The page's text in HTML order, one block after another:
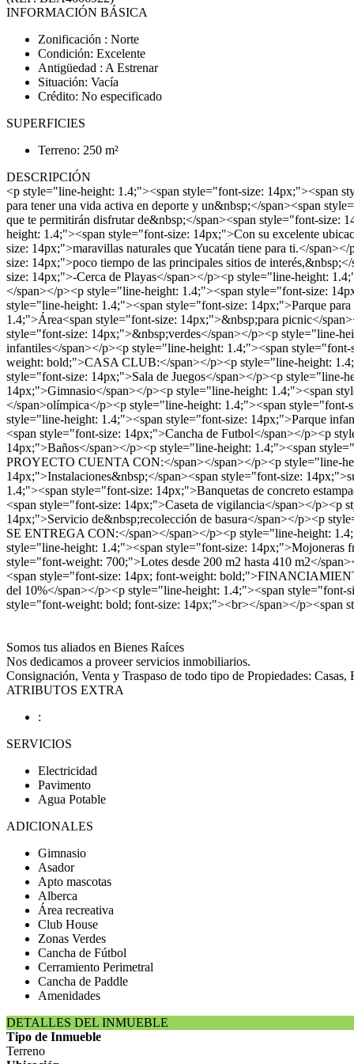
INFORMACIÓN BÁSICA
Zonificación : Norte
Condición: Excelente
Antigüedad : A Estrenar
Situación: Vacía
Crédito: No especificado
SUPERFICIES
Terreno: 250 m²
DESCRIPCIÓN
<p style="line-height: 1.4;"><span style="font-size: 14px;"><span
para tener una vida activa en deporte y un&nbsp;</span><span
que te permitirán disfrutar de&nbsp;</span><span style="font-
height: 1.4;"><span style="font-size: 14px;">Con su excelente
size: 14px;">maravillas naturales que Yucatán tiene para ti.</
size: 14px;">poco tiempo de las principales sitios de
size: 14px;">-Cerca de Playas</span></p><p style="line-height:
</span></p><p style="line-height: 1.4;"><span style="font-size:
style="line-height: 1.4;"><span style="font-size: 14px;">Parque
1.4;">Área<span style="font-size: 14px;">&nbsp;para picnic</
style="font-size: 14px;">&nbsp;verdes</span></p><p style="line-
infantiles</span></p><p style="line-height: 1.4;"><span
weight: bold;">CASA CLUB:</span></p><p style="line-height:
style="font-size: 14px;">Sala de Juegos</span></p><p
14px;">Gimnasio</span></p><p style="line-height: 1.4;"><span
</span>olímpica</p><p style="line-height: 1.4;"><span
style="line-height: 1.4;"><span style="font-size: 14px;">Parque
<span style="font-size: 14px;">Cancha de Futbol</span></p><p
14px;">Baños</span></p><p style="line-height: 1.4;"><span
PROYECTO CUENTA CON:</span></span></p><p style="line-
14px;">Instalaciones&nbsp;</span><span style="font-size:
1.4;"><span style="font-size: 14px;">Banquetas de concreto
<span style="font-size: 14px;">Caseta de vigilancia</span></
14px;">Servicio de&nbsp;recolección de basura</span></p><p
SE ENTREGA CON:</span></span></p><p style="line-height:
style="line-height: 1.4;"><span style="font-size:
style="font-weight: 700;">Lotes desde 200 m2 hasta 410 m2</
<span style="font-size: 14px; font-weight:
del 10%</span></p><p style="line-height: 1.4;"><span style="font-
style="font-weight: bold; font-size: 14px;"><br></span></p><span
Somos tus aliados en Bienes Raíces
Nos dedicamos a proveer servicios inmobiliarios.
Consignación, Venta y Traspaso de todo tipo de Propiedades:
ATRIBUTOS EXTRA
:
SERVICIOS
Electricidad
Pavimento
Agua Potable
ADICIONALES
Gimnasio
Asador
Apto mascotas
Alberca
Área recreativa
Club House
Zonas Verdes
Cancha de Fútbol
Cerramiento Perimetral
Cancha de Paddle
Amenidades
DETALLES DEL INMUEBLE
Tipo de Inmueble
Terreno